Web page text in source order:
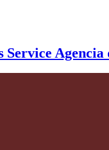
Service Agencia